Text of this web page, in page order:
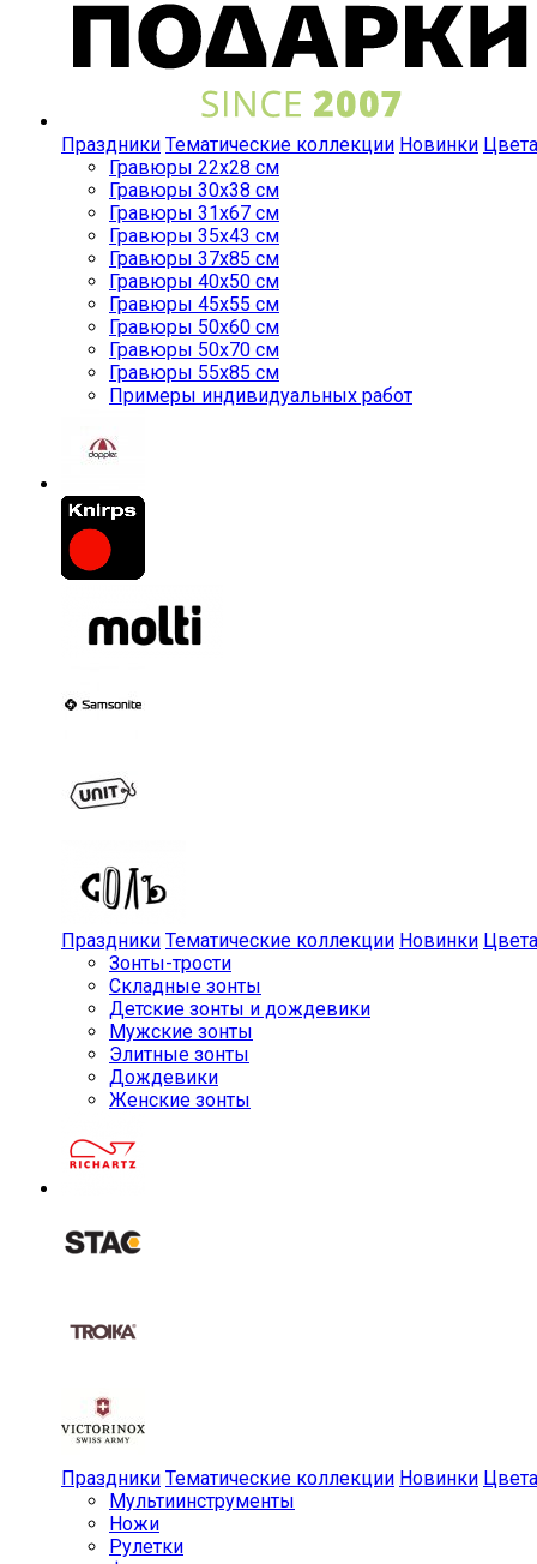
Праздники Тематические коллекции Новинки Цвета
Гравюры 22x28 см
Гравюры 30x38 см
Гравюры 31x67 см
Гравюры 35x43 см
Гравюры 37x85 см
Гравюры 40x50 см
Гравюры 45x55 см
Гравюры 50x60 см
Гравюры 50x70 см
Гравюры 55x85 см
Примеры индивидуальных работ
Праздники Тематические коллекции Новинки Цвета
Зонты-трости
Складные зонты
Детские зонты и дождевики
Мужские зонты
Элитные зонты
Дождевики
Женские зонты
Праздники Тематические коллекции Новинки Цвета
Мульти­инструменты
Ножи
Рулетки